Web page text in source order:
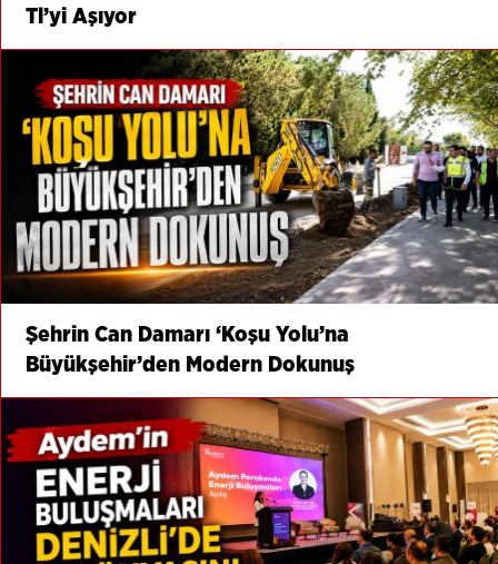
Tl’yi Aşıyor
Şehrin Can Damarı ‘Koşu Yolu’na
Büyükşehir’den Modern Dokunuş